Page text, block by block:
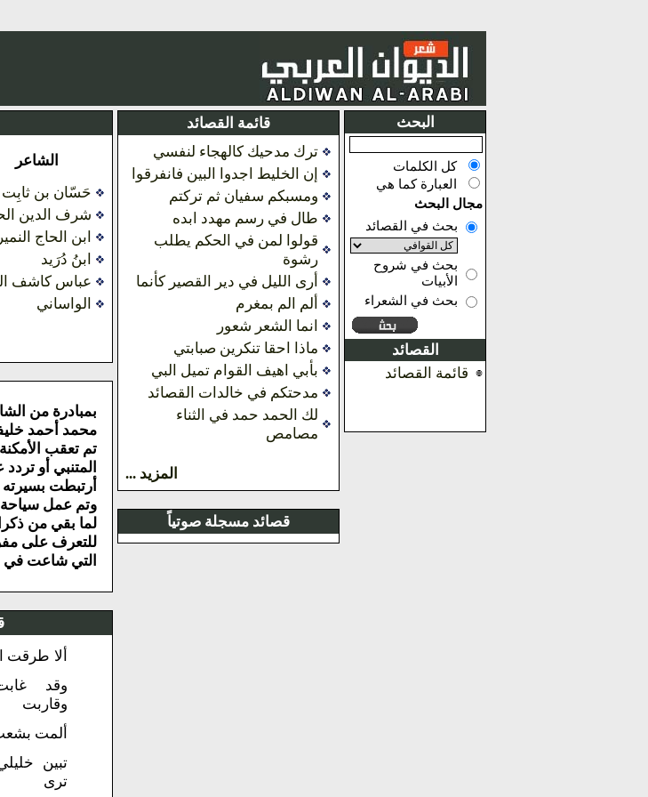
البحث
كل الكلمات
العبارة كما هي
مجال البحث
بحث في القصائد
بحث في شروح
الأبيات
بحث في الشعراء
القصائد
قائمة القصائد
قائمة القصائد
ترك مدحيك كالهجاء لنفسي
إن الخليط اجدوا البين فانفرقوا
ومسبكم سفيان ثم تركتم
طال في رسم مهدد ابده
قولوا لمن في الحكم يطلب
رشوة
أرى الليل في دير القصير كأنما
ألم الم بمغرم
انما الشعر شعور
ماذا احقا تنكرين صبابتي
بأبي اهيف القوام تميل البي
مدحتكم في خالدات القصائد
لك الحمد حمد في الثناء
مصامص
المزيد ...
قصائد مسجلة صوتياً
الشاعر
حَسّان بن ثابِت
شرف الدين
ابن الحاج
ابنُ دُرَيد
عباس كاشف
الواساني
بمبادرة من
محمد أحمد
تم تعقب
المتنبي أو تردد
أرتبطت
وتم عمل
لما بقي من
للتعرف على
التي شاعت
ألا طرقت
وقد
وقاربت
ألمت
تبين
ترى